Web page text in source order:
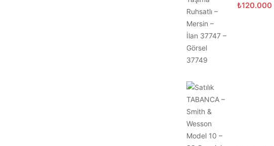
₺120.000